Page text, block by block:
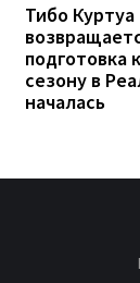
Тибо Куртуа
подготовка
сезону в
началась